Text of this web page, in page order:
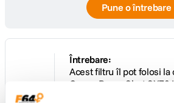
Pune o întrebare
Întrebare:
Acest filtru îl pot folosi la
Canon PowerShot SX70